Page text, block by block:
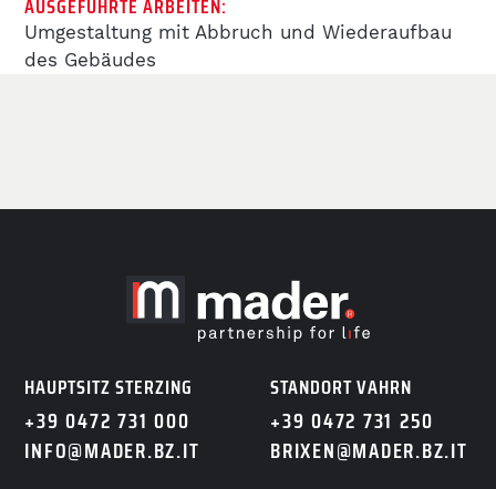
REFERENZEN
OFFENE STELLEN
KARRIERE
DE IT
AUSGEFÜHRTE ARBEITEN:
Umgestaltung mit Abbruch und Wiederaufbau
des Gebäudes
HAUPTSITZ STERZING
+39 0472 731 000
INFO@MADER.BZ.IT
STANDORT VAHRN
+39 0472 731 250
BRIXEN@MADER.BZ.IT